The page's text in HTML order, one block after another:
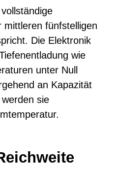
mittleren fünfstelligen
Die Elektronik
wie
unter Null
an Kapazität
sie